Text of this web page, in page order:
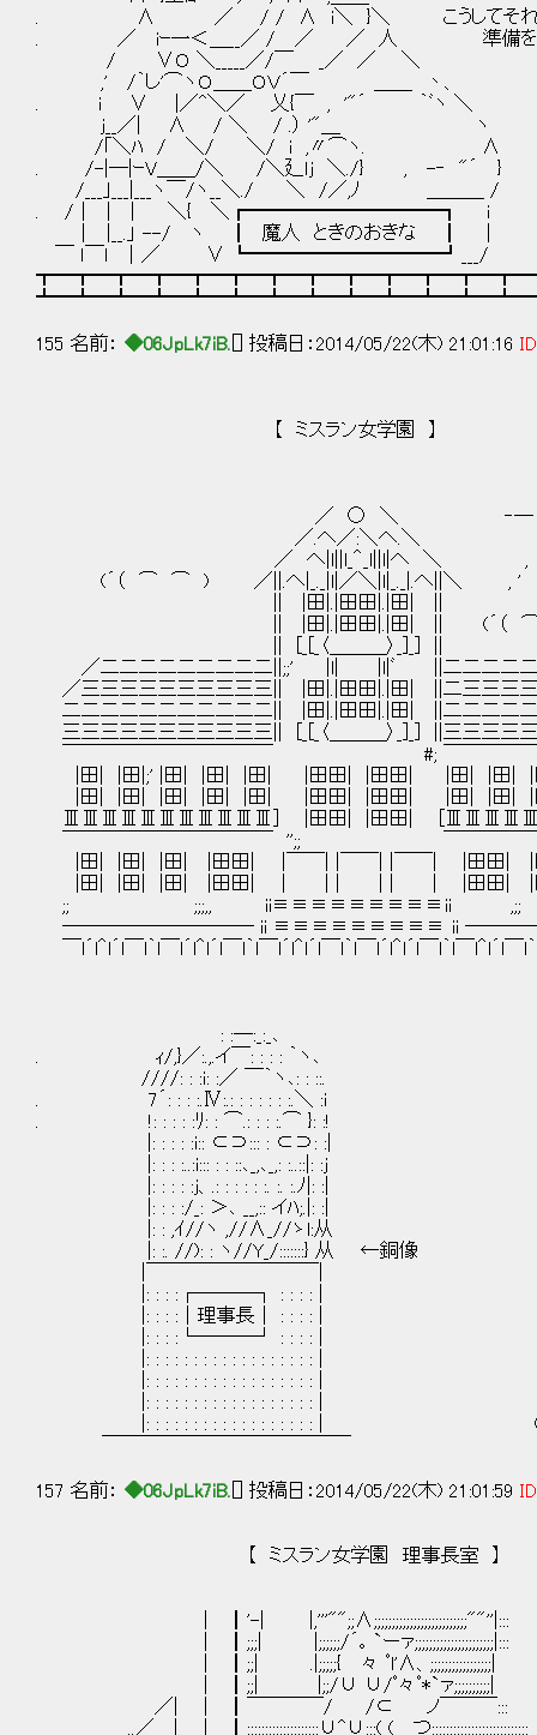
. ∧ ／ / / ∧ i＼ }＼ こうしてそれぞれの
. ／ iｰ一＜＿__／ / ／ ／ 人 準備を進め
/ ∨Ｏ ＼_____／/￣ _／ ／ ＼
,' /｀し'⌒ヽＯ＿＿ＯＶ´￣ ＿＿ 丶、
. ｉ ∨ |／^＼／ 乂{￣ , '"´ ｀ﾞヽ ＼
ｊ__／| ∧ / ＼ / .） '"＿ ヽ
/｢＼ﾊ / ＼/ ＼/ i ,〃⌒ヽ. ∧
. /-|─|ｰV＿＿/＼ /＼廴ｌｊ ＼./} , -‐ "´ }
/___｣___|___ヽ￣/ヽ__＼./ ＼ /／,ﾉ ＿＿＿ /
. /│ | | ＼{ ＼┏━━━━━━━━━━┓ i
│ |__.」 --/ ヽ ┃ 魔人 ときのおきな ┃ |
￣ ｌ￣ｌ │／ ∨ ┗━━━━━━━━━━┛___/
155 名前： ◆06JpLk7iB. [] 投稿日：2014/05/22(木) 21:01:16
【 ミスラン女学園 】
／ ○ ＼ ‐― ○
／.へ／:＼へ.＼ , '
／ へ|l||l_＾_l||l|へ ＼ ,
(´（ ⌒ ⌒ ) ／||.へ|_._|l|／＼|l|_._|.へ||＼ , '
|| |田|.|田田|.|田| ||
|| |田|.|田田|.|田| || (´（ ⌒
|| [_[_〈＿＿＿〉_]_] ||
／二二二二二二二二二||;;' |l| |l|ﾞ ||二二二二二
／三三三三三三三三三三|| |田|.|田田|.|田| ||二三三三
二二二二二二二二二二二|| |田|.|田田|.|田| ||二二二二
三三三三三三三三三三三|| [_[_〈＿＿＿〉_]_] ||三三三三
￣￣￣￣￣￣￣￣￣￣￣ #; ￣￣￣￣￣￣
|田| |田|;' |田| |田| |田| |田田| |田田| |田| |田| |
|田| |田| |田| |田| |田| |田田| |田田| |田| |田| |
ⅢⅢⅢⅢⅢⅢⅢⅢⅢⅢⅢ] |田田| |田田|
￣￣￣￣￣￣￣￣￣￣￣ '';; ￣￣￣￣￣￣
|田| |田| |田| |田田| |￣￣| |￣￣| |￣￣| |田田| |
|田| |田| |田| |田田| | | | | | | |田田| |田|
;; ;;;,, ii≡≡≡≡≡≡≡≡≡ii
────────── ii ≡≡≡≡≡≡≡≡≡ ii
: :―:_:_､
. ｨ/,}／:.,.イ￣: : : : ｀ヽ､
////: : :i: :／ ￣｀ヽ､: : ::.
. 7´: : : :.Ⅳ:.: : : : : : :.＼ :i
. !: : : : :ﾘ: : ⌒.: : : :.⌒ }: :!
|: : : : :i:: ⊂⊃::: : ⊂⊃: :|
|: : : :..:i::: : : ::､_,､_,: :..::|: :j
|: : : : :j、.: : : : : :. :. :.ﾉ|: :|
|: : : :/_: ＞､ __,:: イﾊ;.|: :|
|: : ,ｲ//ヽ ,//∧_//ゝl:从
|: :. //): : ヽ//Y_/:::::::} 从 ←銅像
|: : : :┌───┐ : : : : |
|: : : :│理事長│ : : : : |
|: : : :└───┘ : : : : | '´
|: : : : : : : : : : : : : : : : : : | | ﾟ ▽
|: : : : : : : : : : : : : : : : : : |
|: : : : : : : : : : : : : : : : : : |
|: : : : : : : : : : : : : : : : : : | (ﾆ）⌒
157 名前： ◆06JpLk7iB. [] 投稿日：2014/05/22(木) 21:01:59
【 ミスラン女学園 理事長室 】
| ┃'-| |,'''"";;∧;;;;;;;;;;;;;;;;;;;;;;;;;;""''|:::
| ┃;;;| |;;;;;;/´｡ `ーァ;;;;;;;;;;;;;;;;;;;;;;|:::
| ┃;;| .|;;;;;{ 々 ﾟl'∧、;;;;;;;;;;;;;;;;;|
| ┃;;| |;;/∪ ∪/ﾟ々ﾟ*`ァ;;;;;;;;;;|
／| | ┃￣￣￣￣/ /⊂ ノ￣￣￣:::
..／ | | ┃::::::::::::::::::::∪^∪:::(_(＿つ